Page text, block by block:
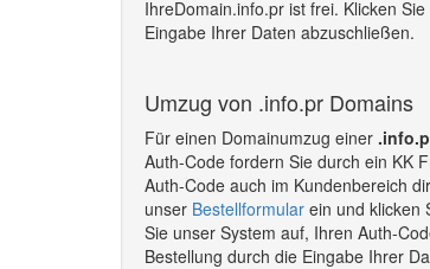
IhreDomain.info.pr ist frei. Klicken
Eingabe Ihrer Daten abzuschließen.
Umzug von .info.pr Domains
Für einen Domainumzug einer
Auth-Code fordern Sie durch ein KK
Auth-Code auch im Kundenbereich
unser Bestellformular ein und klicken
Sie unser System auf, Ihren Auth-
Bestellung durch die Eingabe Ihrer